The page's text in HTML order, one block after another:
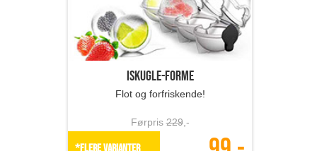
Iskugle-forme
Flot og forfriskende!
Førpris229,-